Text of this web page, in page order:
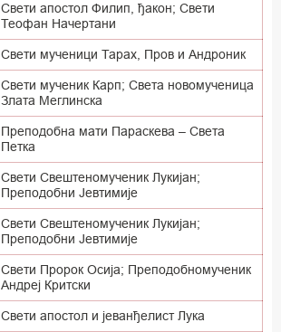
Свети апостол Филип, ђакон; Свети
Теофан Начертани
Свети мученици Тарах, Пров и Андроник
Свети мученик Карп; Света новомученица
Злата Меглинска
Преподобна мати Параскева – Света
Петка
Свети Свештеномученик Лукијан;
Преподобни Јевтимије
Свети Свештеномученик Лукијан;
Преподобни Јевтимије
Свети Пророк Осија; Преподобномученик
Андреј Критски
Свети апостол и јеванђелист Лука